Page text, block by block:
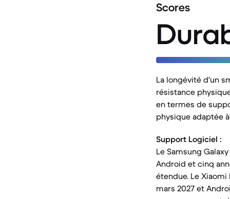
Scores
La longévité d'un
résistance
en termes de
physique adaptée
Support Logiciel :
Le Samsung
Android et cinq
étendue. Le
mars 2027 et